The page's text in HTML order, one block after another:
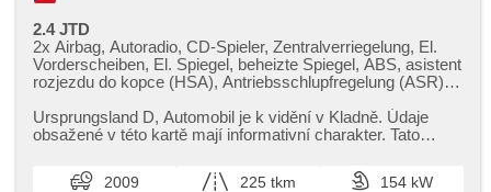
2.4 JTD
2x Airbag, Autoradio, CD-Spieler, Zentralverriegelung, El.
Vorderscheiben, El. Spiegel, beheizte Spiegel, ABS, asistent
rozjezdu do kopce (HSA), Antriebsschlupfregelung (ASR),
Klimaautomatik, 2-Zonen Klimaanlage, Alufelgen,
Handgetriebe, Lenkrad einstellbar, Multifunktionslenkrad,
Servolenkung, Rolldach, Tempomat, beheizte Sitze
Ursprungsland D,​ Automobil je k vidění v Kladně. Údaje
obsažené v této kartě mají informativní charakter. Tato
2009 225 tkm
154 kW